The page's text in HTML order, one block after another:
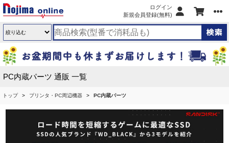
ログイン
新規会員登録(無料)
PC内蔵パーツ 通販 一覧
トップ プリンタ・PC周辺機器 PC内蔵パーツ